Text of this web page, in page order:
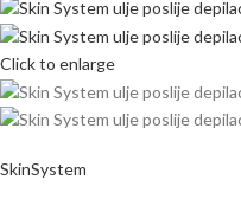
Click to enlarge
SkinSystem